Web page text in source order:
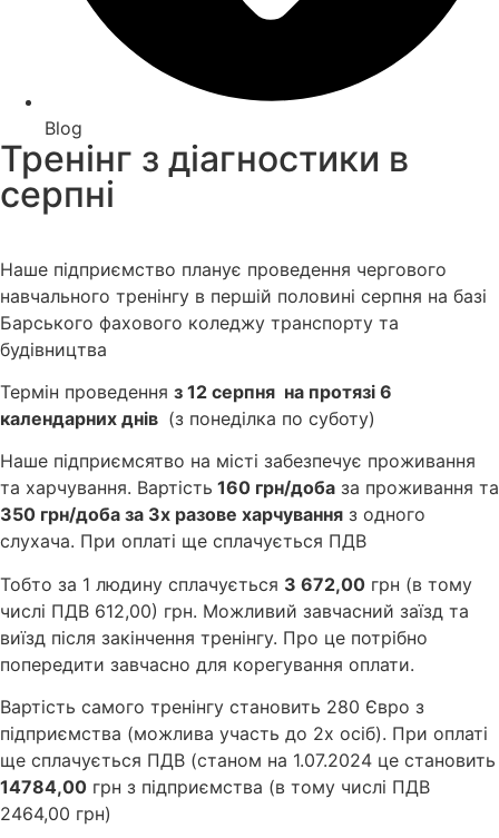
Blog
Тренінг з діагностики в
серпні
Наше підприємство планує проведення чергового
навчального тренінгу в першій половині серпня на базі
Барського фахового коледжу транспорту та
будівництва
Термін проведення з 12 серпня на протязі 6
календарних днів (з понеділка по суботу)
Наше підприємсятво на місті забезпечує проживання
та харчування. Вартість 160 грн/доба за проживання та
350 грн/доба за 3х разове харчування з одного
слухача. При оплаті ще сплачується ПДВ
Тобто за 1 людину сплачується 3 672,00 грн (в тому
числі ПДВ 612,00) грн. Можливий завчасний заїзд та
виїзд після закінчення тренінгу. Про це потрібно
попередити завчасно для корегування оплати.
Вартість самого тренінгу становить 280 Євро з
підприємства (можлива участь до 2х осіб). При оплаті
ще сплачується ПДВ (станом на 1.07.2024 це становить
14784,00 грн з підприємства (в тому числі ПДВ
2464,00 грн)